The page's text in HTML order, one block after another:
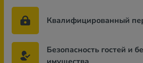
Квалифицированный
Безопасность гостей и